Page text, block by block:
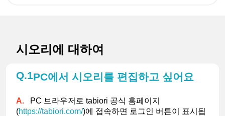
시오리에 대하여
1PC에서 시오리를 편집하고 싶어요
PC 브라우저로 tabiori 공식 홈페이지
(https://tabiori.com/)에 접속하면 로그인 버튼이 표시됩